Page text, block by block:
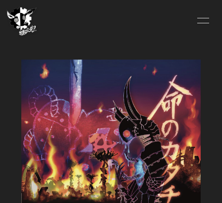
ABOUT US
OFFICIAL SITE
FC.INFO
SCHEDULE
BLOG
MOVIE
SOUND
GALLERY
DISCOGRAPHY
VIDEO